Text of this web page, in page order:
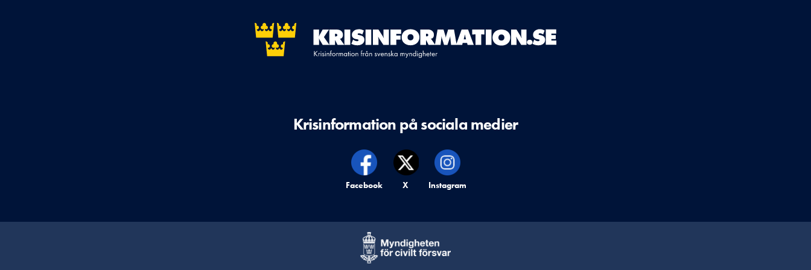
Krisinformation på sociala medier
Krisinformation på,
Facebook Krisinformation på,
X Krisinformation på,
Instagram